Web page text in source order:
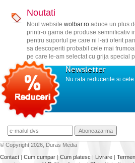
Noutati
Noul website wolbar.roaduce un plus
printr-o gama de produse semnificativ
pentru suportul pe care ni l-ati oferit
sa descoperiti probabil cele mai
pe care le-am selectat cu grija special
Newsletter
Nu rata reducerile si
© Copyright 2026, Duras Media
Contact | Cum cumpar | Cum platesc | Livrare |